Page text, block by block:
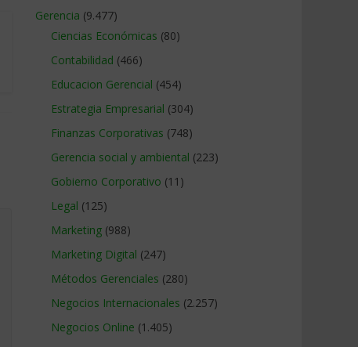
Gerencia (9.477)
Ciencias Económicas (80)
Contabilidad (466)
Educacion Gerencial (454)
Estrategia Empresarial (304)
Finanzas Corporativas (748)
Gerencia social y ambiental (223)
Gobierno Corporativo (11)
Legal (125)
Marketing (988)
Marketing Digital (247)
Métodos Gerenciales (280)
Negocios Internacionales (2.257)
Negocios Online (1.405)